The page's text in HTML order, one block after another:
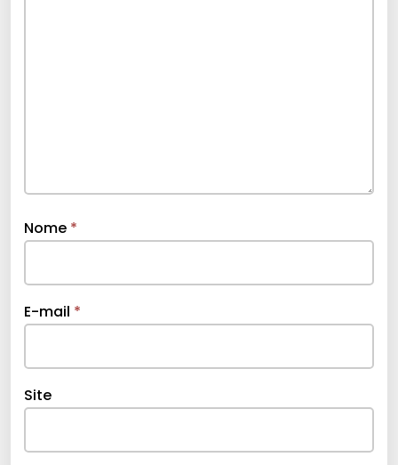
Nome *
E-mail *
Site